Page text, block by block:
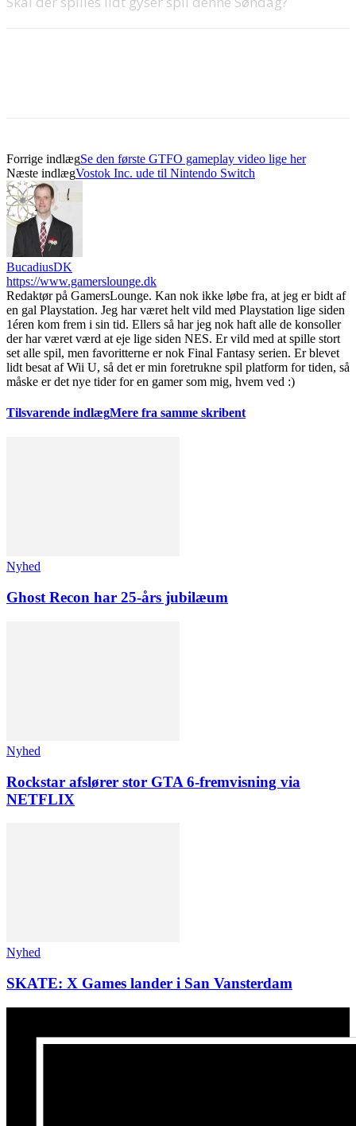
Forrige indlægSe den første GTFO gameplay video lige her
Næste indlægVostok Inc. ude til Nintendo Switch
BucadiusDK
https://www.gamerslounge.dk
Redaktør på GamersLounge. Kan nok ikke løbe fra, at jeg er bidt af
en gal Playstation. Jeg har været helt vild med Playstation lige siden
1éren kom frem i sin tid. Ellers så har jeg nok haft alle de konsoller
der har været værd at eje lige siden NES. Er vild med at spille stort
set alle spil, men favoritterne er nok Final Fantasy serien. Er blevet
lidt besat af Wii U, så det er min foretrukne spil platform for tiden, så
måske er det nye tider for en gamer som mig, hvem ved :)
Tilsvarende indlægMere fra samme skribent
Nyhed
Ghost Recon har 25-års jubilæum
Nyhed
Rockstar afslører stor GTA 6-fremvisning via
NETFLIX
Nyhed
SKATE: X Games lander i San Vansterdam